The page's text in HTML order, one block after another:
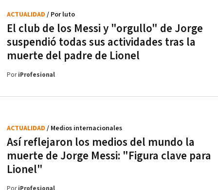
El club de los Messi y "orgullo" de Jorge
suspendió todas sus actividades tras la
muerte del padre de Lionel
ACTUALIDAD / Por luto
PoriProfesional
Así reflejaron los medios del mundo la
muerte de Jorge Messi: "Figura clave para
Lionel"
ACTUALIDAD / Medios internacionales